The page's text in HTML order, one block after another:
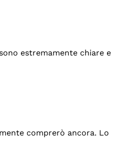
estremamente chiare e
comprerò ancora. Lo